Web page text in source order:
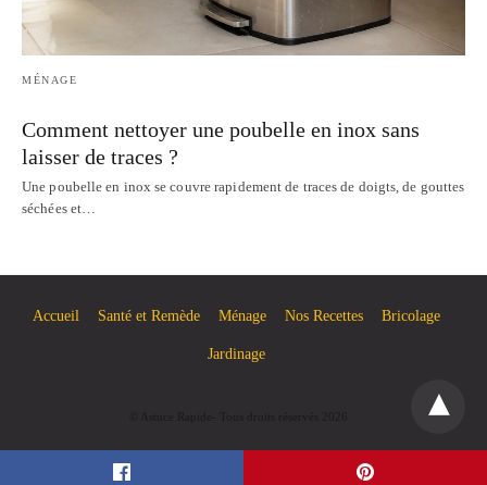
MÉNAGE
Comment nettoyer une poubelle en inox sans
laisser de traces ?
Une poubelle en inox se couvre rapidement de traces de doigts, de gouttes
séchées et…
Accueil Santé et Remède Ménage Nos Recettes Bricolage
Jardinage